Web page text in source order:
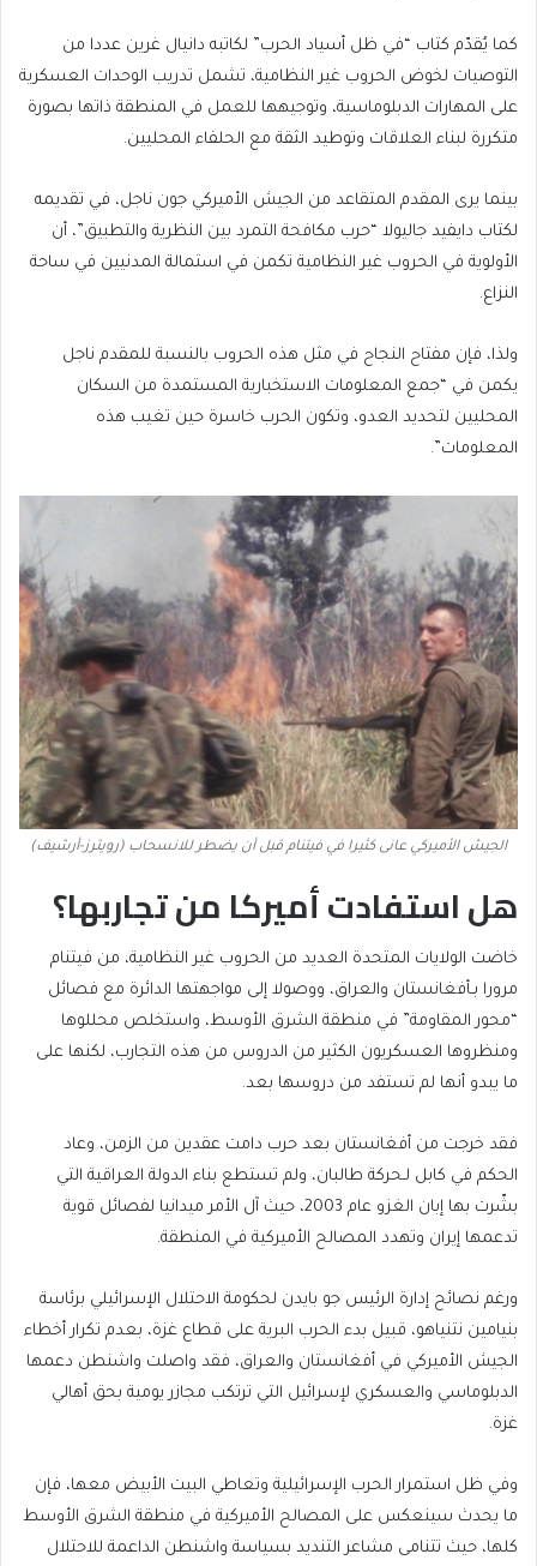
كما يُقدّم كتاب “في ظل أسياد الحرب” لكاتبه دانيال غرين عددا من
التوصيات لخوض الحروب غير النظامية، تشمل تدريب الوحدات العسكرية
على المهارات الدبلوماسية، وتوجيهها للعمل في المنطقة ذاتها بصورة
متكررة لبناء العلاقات وتوطيد الثقة مع الحلفاء المحليين.
بينما يرى المقدم المتقاعد من الجيش الأميركي جون ناجل، في تقديمه
لكتاب دايفيد جاليولا “حرب مكافحة التمرد بين النظرية والتطبيق”، أن
الأولوية في الحروب غير النظامية تكمن في استمالة المدنيين في ساحة
النزاع.
ولذا، فإن مفتاح النجاح في مثل هذه الحروب بالنسبة للمقدم ناجل
يكمن في “جمع المعلومات الاستخبارية المستمدة من السكان
المحليين لتحديد العدو، وتكون الحرب خاسرة حين تغيب هذه
المعلومات”.
الجيش الأميركي عانى كثيرا في فيتنام قبل أن يضطر للانسحاب (رويترز-أرشيف)
هل استفادت أميركا من تجاربها؟
خاضت الولايات المتحدة العديد من الحروب غير النظامية، من فيتنام
مرورا بـأفغانستان والعراق، ووصولا إلى مواجهتها الدائرة مع فصائل
“محور المقاومة” في منطقة الشرق الأوسط، واستخلص محللوها
ومنظروها العسكريون الكثير من الدروس من هذه التجارب، لكنها على
ما يبدو أنها لم تستفد من دروسها بعد.
فقد خرجت من أفغانستان بعد حرب دامت عقدين من الزمن، وعاد
الحكم في كابل لـحركة طالبان، ولم تستطع بناء الدولة العراقية التي
بشّرت بها إبان الغزو عام 2003، حيث آل الأمر ميدانيا لفصائل قوية
تدعمها إيران وتهدد المصالح الأميركية في المنطقة.
ورغم نصائح إدارة الرئيس جو بايدن لحكومة الاحتلال الإسرائيلي برئاسة
بنيامين نتنياهو، قبيل بدء الحرب البرية على قطاع غزة، بعدم تكرار أخطاء
الجيش الأميركي في أفغانستان والعراق، فقد واصلت واشنطن دعمها
الدبلوماسي والعسكري لإسرائيل التي ترتكب مجازر يومية بحق أهالي
غزة.
وفي ظل استمرار الحرب الإسرائيلية وتعاطي البيت الأبيض معها، فإن
ما يحدث سينعكس على المصالح الأميركية في منطقة الشرق الأوسط
كلها، حيث تتنامى مشاعر التنديد بسياسة واشنطن الداعمة للاحتلال